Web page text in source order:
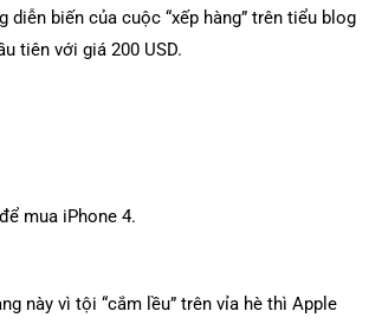
biến của cuộc “xếp hàng” trên tiểu blog
tiên với giá 200 USD.
mua iPhone 4.
này vì tội “cắm lều” trên vỉa hè thì Apple